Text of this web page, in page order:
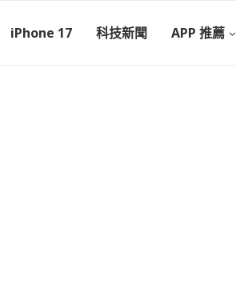
iPhone 17 科技新聞 APP 推薦